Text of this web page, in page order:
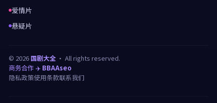
爱情片
悬疑片
© 2026 国剧大全 · All rights reserved.
商务合作 ✈️ BBAAseo
隐私政策使用条款联系我们